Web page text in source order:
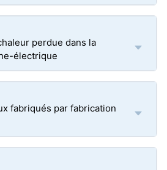
perdue dans la
électrique
fabriqués par fabrication